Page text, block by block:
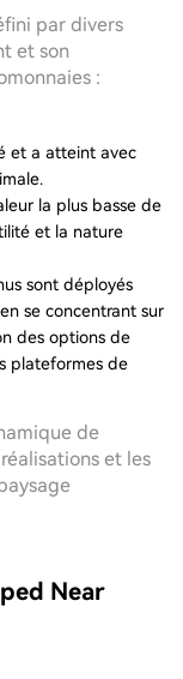
par divers
et son
:
et a atteint avec
la plus basse de
et la nature
sont déployés
se concentrant sur
des options de
plateformes de
de
et les
Near